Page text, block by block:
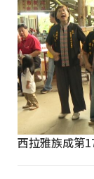
西拉雅族成第